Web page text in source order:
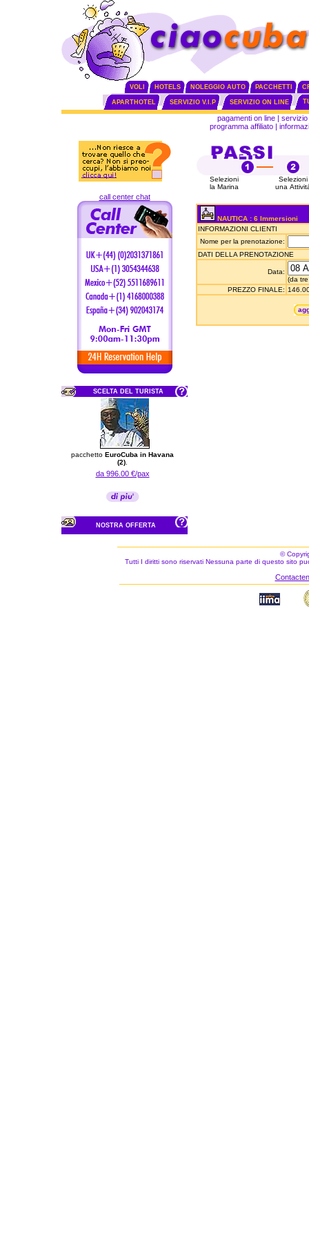
VOLI HOTELS NOLEGGIO AUTO PACCHETTI
APARTHOTEL SERVIZIO V.I.P SERVIZIO ON LINE
call center chat
SCELTA DEL TURISTA
pacchetto EuroCuba in Havana
(2)
da 996.00 €/pax
NOSTRA OFFERTA
pagamenti on line | servizio
programma affiliato|
Selezioni
la Marina
Selezioni
una
NAUTICA : 6 Immersioni
INFORMAZIONI CLIENTI
Nome per la prenotazione:
DATI DELLA PRENOTAZIONE
Data:
(da
PREZZO FINALE:
©
Tutti I diritti sono riservati Nessuna parte di questo sito